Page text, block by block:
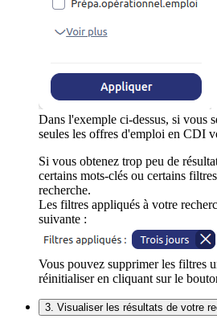
Dans l'exemple ci-dessus, si vous
seules les offres d'emploi en CDI
Si vous obtenez trop peu de
certains mots-clés ou certains
recherche.
Les filtres appliqués à votre
suivante :
Vous pouvez supprimer les filtres
réinitialiser en cliquant sur le
3. Visualiser les résultats de votre